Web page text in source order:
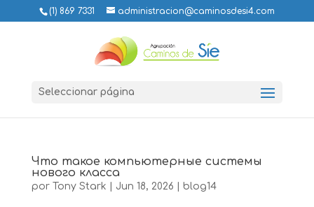
(1) 869 7331 administracion@caminosdesi4.com
Seleccionar página
Что такое компьютерные системы
нового класса
por Tony Stark Jun 18, 2026 blog14